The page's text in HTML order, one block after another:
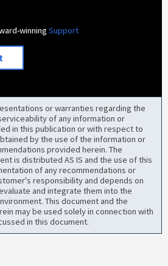
winningSupport
or warranties regarding the
of any information or
in this publication or with respect to
by the use of the information or
provided herein. The
is distributed AS IS and the use of this
of any recommendations or
responsibility and depends on
and integrate them into the
This document and the
may be used solely in connection with
in this document.